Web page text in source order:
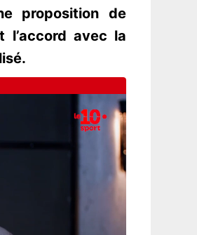
proposition de
l’accord avec la